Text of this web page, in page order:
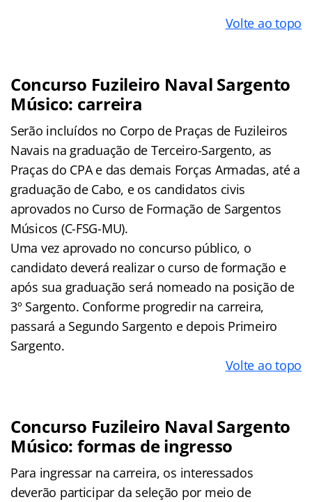
Volte ao topo
Concurso Fuzileiro Naval Sargento
Músico: carreira
Serão incluídos no Corpo de Praças de Fuzileiros
Navais na graduação de Terceiro-Sargento, as
Praças do CPA e das demais Forças Armadas, até a
graduação de Cabo, e os candidatos civis
aprovados no Curso de Formação de Sargentos
Músicos (C-FSG-MU).
Uma vez aprovado no concurso público, o
candidato deverá realizar o curso de formação e
após sua graduação será nomeado na posição de
3º Sargento. Conforme progredir na carreira,
passará a Segundo Sargento e depois Primeiro
Sargento.
Volte ao topo
Concurso Fuzileiro Naval Sargento
Músico: formas de ingresso
Para ingressar na carreira, os interessados
deverão participar da seleção por meio de